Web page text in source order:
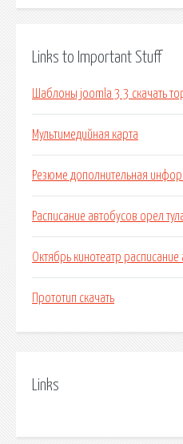
Links to Important Stuff
Шаблоны joomla 3 3 скачать
Мультимедийная карта
Резюме дополнительная
Расписание автобусов орел
Октябрь кинотеатр расписание
Прототип скачать
Links